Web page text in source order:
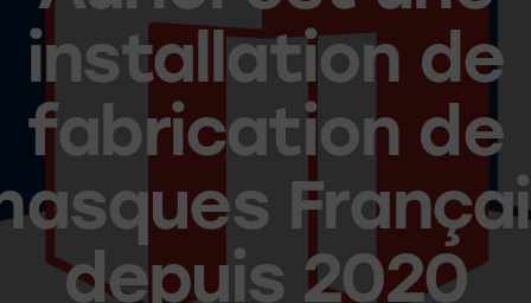
installation de
fabrication de
depuis 2020